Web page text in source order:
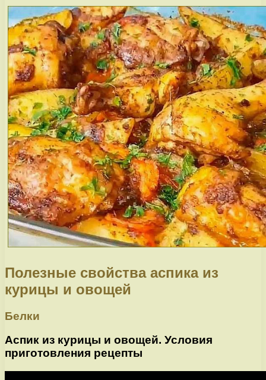
Полезные свойства аспика из
курицы и овощей
Белки
Аспик из курицы и овощей. Условия
приготовления рецепты